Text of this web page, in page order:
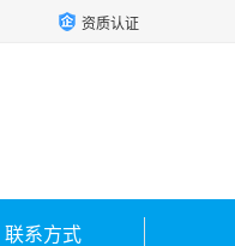
资质认证
联系方式